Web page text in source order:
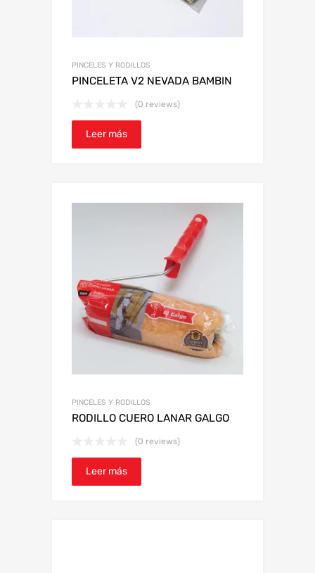
PINCELES Y RODILLOS
PINCELETA V2 NEVADA BAMBIN
(0 reviews)
Leer más
PINCELES Y RODILLOS
RODILLO CUERO LANAR GALGO
(0 reviews)
Leer más